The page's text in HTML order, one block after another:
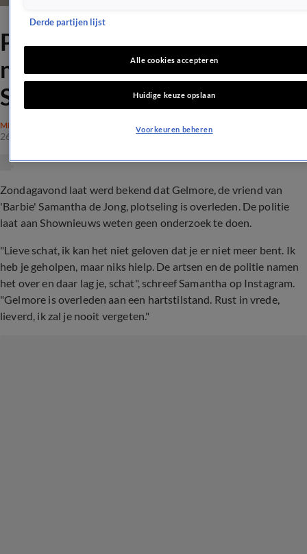
Politie doet geen onderzoek
naar overlijden vriend
Samantha de Jong
MISDAAD
26 apr 2021, 14:16
Zondagavond laat werd bekend dat Gelmore, de vriend van
'Barbie' Samantha de Jong, plotseling is overleden. De politie
laat aan Shownieuws weten geen onderzoek te doen.
"Lieve schat, ik kan het niet geloven dat je er niet meer bent. Ik
heb je geholpen, maar niks hielp. De artsen en de politie namen
het over en daar lag je, schat", schreef Samantha op Instagram.
"Gelmore is overleden aan een hartstilstand. Rust in vrede,
lieverd, ik zal je nooit vergeten."
Derde partijen lijst
Alle cookies accepteren
Huidige keuze opslaan
Voorkeuren beheren